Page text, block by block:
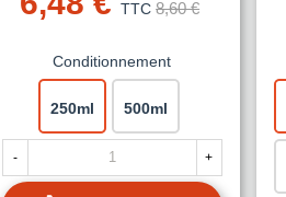
TTC 8,60 €
Conditionnement
250ml 500ml
- +